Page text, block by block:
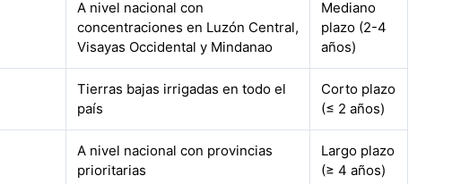
A nivel nacional con
concentraciones en Luzón Central,
Visayas Occidental y Mindanao
Mediano
plazo (2-4
años)
Tierras bajas irrigadas en todo el
país
Corto plazo
(≤ 2 años)
A nivel nacional con provincias
prioritarias
Largo plazo
(≥ 4 años)